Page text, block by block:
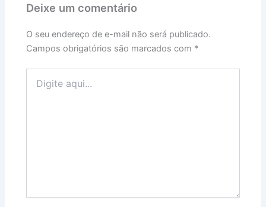
Deixe um comentário
O seu endereço de e-mail não será publicado.
Campos obrigatórios são marcados com *
aqui...